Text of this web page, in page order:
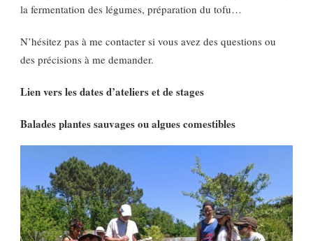
la fermentation des légumes, préparation du tofu…
N’hésitez pas à me contacter si vous avez des questions ou
des précisions à me demander.
Lien vers les dates d’ateliers et de stages
Balades plantes sauvages ou algues comestibles